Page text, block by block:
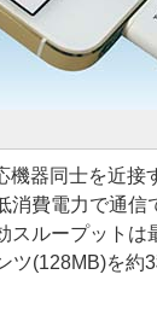
器同士を近接
消費電力で通信
スループットは
ツ(128MB)を約